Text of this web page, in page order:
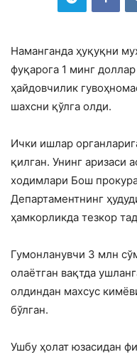
Наманганда ҳуқуқни
фуқарога 1 минг
ҳайдовчилик
шахсни қўлга олди.
Ички ишлар
қилган. Унинг аризаси
ходимлари Бош
Департаментнинг
ҳамкорликда тезкор
Гумонланувчи 3 млн
олаётган вақтда
олдиндан махсус
бўлган.
Ушбу ҳолат юзасидан